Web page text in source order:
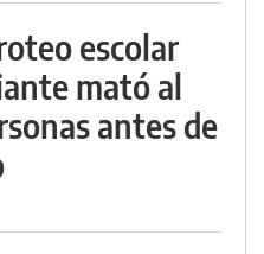
escolar
mató al
antes de